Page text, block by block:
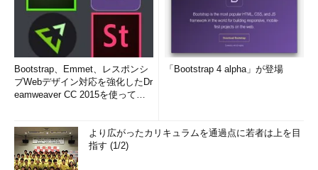
Bootstrap、Emmet、レスポンシ
ブWebデザイン対応を強化したDr
eamweaver CC 2015を使って
「Bootstrap 4 alpha」が登場
より広がったカリキュラムを通過点に若者は上を目
指す (1/2)